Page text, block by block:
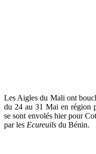
Les Aigles du Mali ont
du 24 au 31 Mai en région
se sont envolés hier pour
par les Ecureuils du Bénin.